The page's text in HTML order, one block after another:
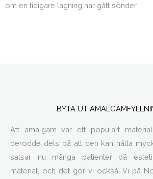
om en tidigare lagning har gått sönder.
BYTA UT
Att amalgam var ett populärt
berodde dels på att den kan hålla
satsar nu många patienter på
material, och det gör vi också. Vi på